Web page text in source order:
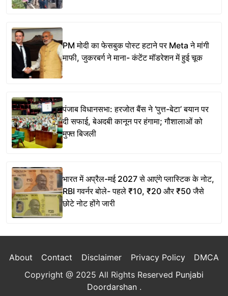
PM मोदी का फेसबुक पोस्ट हटाने पर Meta ने मांगी
माफी, जुकरबर्ग ने माना- कंटेंट मॉडरेशन में हुई चूक
पंजाब विधानसभा: हरजोत बैंस ने ‘पुत्त-बेटा’ बयान पर
दी सफाई, बेअदबी कानून पर हंगामा; गौशालाओं को
मुफ्त बिजली
भारत में अप्रैल-मई 2027 से आएंगे प्लास्टिक के नोट,
RBI गवर्नर बोले- पहले ₹10, ₹20 और ₹50 जैसे
छोटे नोट होंगे जारी
About Contact Disclaimer Privacy Policy
DMCA
Copyright @ 2025 All Rights Reserved Punjabi
Doordarshan .